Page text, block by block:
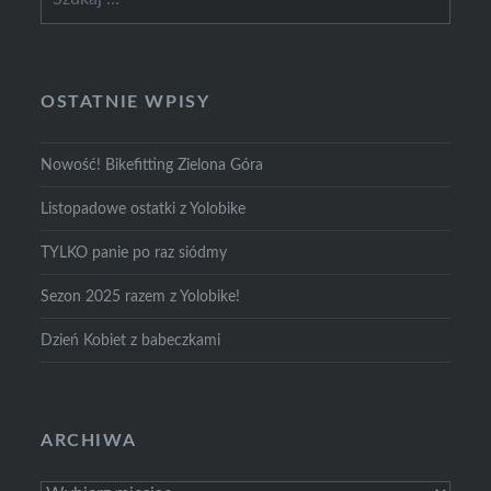
OSTATNIE WPISY
Nowość! Bikefitting Zielona Góra
Listopadowe ostatki z Yolobike
TYLKO panie po raz siódmy
Sezon 2025 razem z Yolobike!
Dzień Kobiet z babeczkami
ARCHIWA